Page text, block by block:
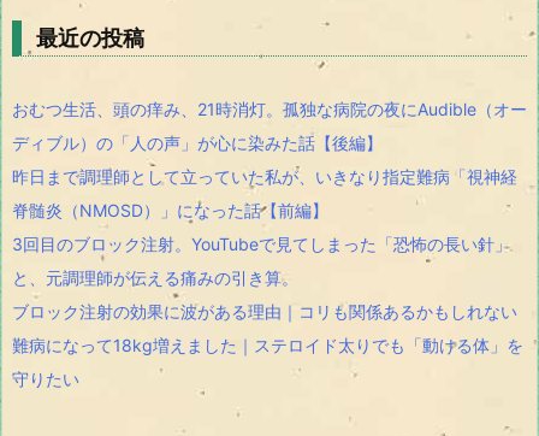
最近の投稿
おむつ生活、頭の痒み、21時消灯。孤独な病院の夜にAudible（オー
ディブル）の「人の声」が心に染みた話【後編】
昨日まで調理師として立っていた私が、いきなり指定難病「視神経
脊髄炎（NMOSD）」になった話【前編】
3回目のブロック注射。YouTubeで見てしまった「恐怖の長い針」
と、元調理師が伝える痛みの引き算。
ブロック注射の効果に波がある理由｜コリも関係あるかもしれない
難病になって18kg増えました｜ステロイド太りでも「動ける体」を
守りたい